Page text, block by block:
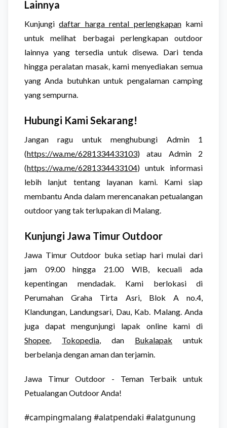
Lainnya
Kunjungidaftar harga rental perlengkapankami
untuk melihat berbagai perlengkapan outdoor
lainnya yang tersedia untuk disewa. Dari tenda
hingga peralatan masak, kami menyediakan semua
yang Anda butuhkan untuk pengalaman camping
yang sempurna.
Hubungi Kami Sekarang!
Jangan ragu untuk menghubungi Admin 1
(https://wa.me/6281334433103) atau Admin 2
(https://wa.me/6281334433104) untuk informasi
lebih lanjut tentang layanan kami. Kami siap
membantu Anda dalam merencanakan petualangan
outdoor yang tak terlupakan di Malang.
Kunjungi Jawa Timur Outdoor
Jawa Timur Outdoor buka setiap hari mulai dari
jam 09.00 hingga 21.00 WIB, kecuali ada
kepentingan mendadak. Kami berlokasi di
Perumahan Graha Tirta Asri, Blok A no.4,
Klandungan, Landungsari, Dau, Kab. Malang. Anda
juga dapat mengunjungi lapak online kami di
Shopee, Tokopedia, dan Bukalapak untuk
berbelanja dengan aman dan terjamin.
Jawa Timur Outdoor - Teman Terbaik untuk
Petualangan Outdoor Anda!
#campingmalang #alatpendaki #alatgunung